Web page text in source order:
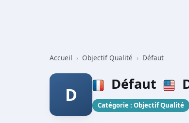
Accueil › Objectif Qualité › Défaut
D Défaut
Catégorie : Objectif Qualité